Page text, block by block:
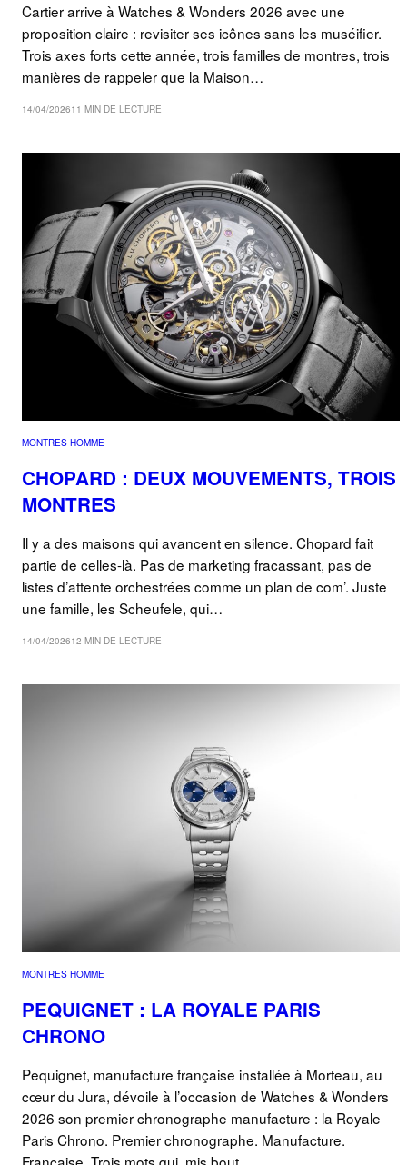
Cartier arrive à Watches & Wonders 2026 avec une
proposition claire : revisiter ses icônes sans les muséifier.
Trois axes forts cette année, trois familles de montres, trois
manières de rappeler que la Maison…
14/04/202611 MIN DE LECTURE
MONTRES HOMME
CHOPARD : DEUX MOUVEMENTS, TROIS
MONTRES
Il y a des maisons qui avancent en silence. Chopard fait
partie de celles-là. Pas de marketing fracassant, pas de
listes d’attente orchestrées comme un plan de com’. Juste
une famille, les Scheufele, qui…
14/04/202612 MIN DE LECTURE
MONTRES HOMME
PEQUIGNET : LA ROYALE PARIS
CHRONO
Pequignet, manufacture française installée à Morteau, au
cœur du Jura, dévoile à l’occasion de Watches & Wonders
2026 son premier chronographe manufacture : la Royale
Paris Chrono. Premier chronographe. Manufacture.